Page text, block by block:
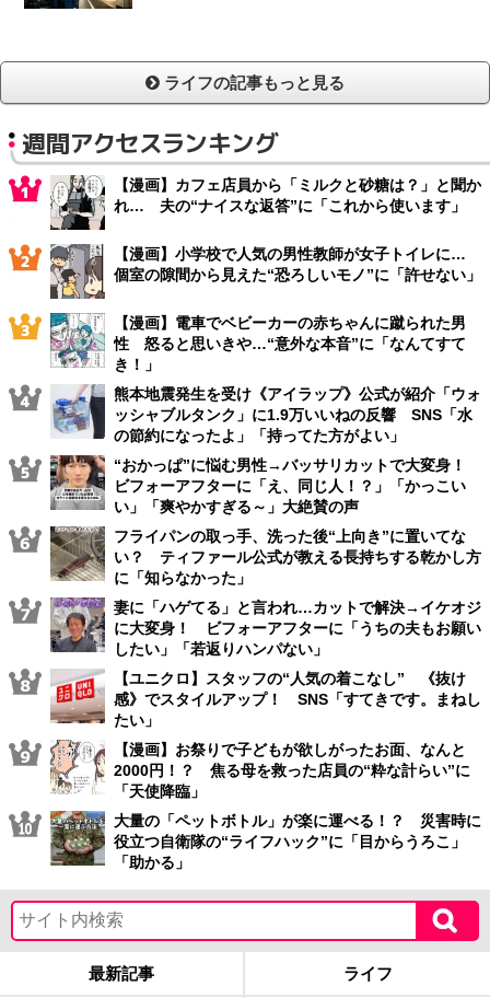
ライフの記事もっと見る
週間アクセスランキング
【漫画】カフェ店員から「ミルクと砂糖は？」と聞か
れ… 夫の“ナイスな返答”に「これから使います」
【漫画】小学校で人気の男性教師が女子トイレに…
個室の隙間から見えた“恐ろしいモノ”に「許せない」
【漫画】電車でベビーカーの赤ちゃんに蹴られた男
性 怒ると思いきや…“意外な本音”に「なんてすて
き！」
熊本地震発生を受け《アイラップ》公式が紹介「ウォ
ッシャブルタンク」に1.9万いいねの反響 SNS「水
の節約になったよ」「持ってた方がよい」
“おかっぱ”に悩む男性→バッサリカットで大変身！
ビフォーアフターに「え、同じ人！？」「かっこい
い」「爽やかすぎる～」大絶賛の声
フライパンの取っ手、洗った後“上向き”に置いてな
い？ ティファール公式が教える長持ちする乾かし方
に「知らなかった」
妻に「ハゲてる」と言われ…カットで解決→イケオジ
に大変身！ ビフォーアフターに「うちの夫もお願い
したい」「若返りハンパない」
【ユニクロ】スタッフの“人気の着こなし” 《抜け
感》でスタイルアップ！ SNS「すてきです。まねし
たい」
【漫画】お祭りで子どもが欲しがったお面、なんと
2000円！？ 焦る母を救った店員の“粋な計らい”に
「天使降臨」
大量の「ペットボトル」が楽に運べる！？ 災害時に
役立つ自衛隊の“ライフハック”に「目からうろこ」
「助かる」
最新記事 ライフ